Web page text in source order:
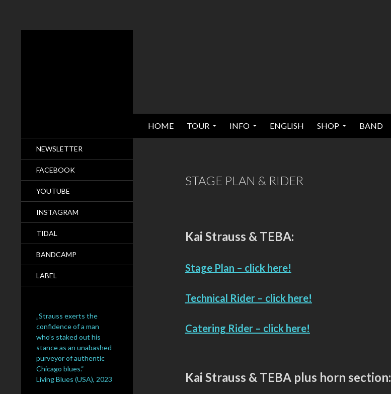
HOME TOUR INFO ENGLISH SHOP BAND
STAGE PLAN & RIDER
Kai Strauss & TEBA:
Stage Plan – click here!
Technical Rider – click here!
Catering Rider – click here!
Kai Strauss & TEBA plus horn section:
NEWSLETTER
FACEBOOK
YOUTUBE
INSTAGRAM
TIDAL
BANDCAMP
LABEL
„Strauss exerts the
confidence of a man
who’s staked out his
stance as an unabashed
purveyor of authentic
Chicago blues.“
Living Blues (USA), 2023